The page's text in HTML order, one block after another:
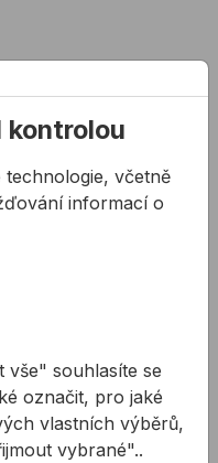
kontrolou
včetně
informací o
vše" souhlasíte se
označit, pro jaké
vlastních výběrů,
vybrané"..